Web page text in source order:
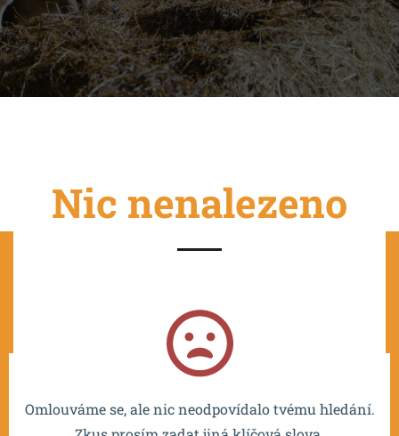
Nic nenalezeno
Omlouváme se, ale nic neodpovídalo tvému hledání.